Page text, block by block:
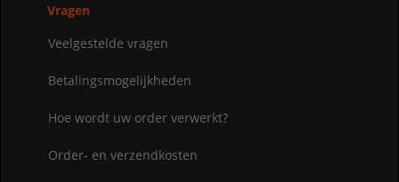
Vragen
Veelgestelde vragen
Betalingsmogelijkheden
Hoe wordt uw order verwerkt?
Order- en verzendkosten